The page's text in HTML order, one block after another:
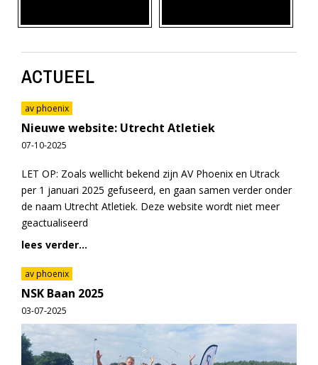
ACTUEEL
av phoenix
Nieuwe website: Utrecht Atletiek
07-10-2025
LET OP: Zoals wellicht bekend zijn AV Phoenix en Utrack
per 1 januari 2025 gefuseerd, en gaan samen verder onder
de naam Utrecht Atletiek. Deze website wordt niet meer
geactualiseerd
lees verder...
av phoenix
NSK Baan 2025
03-07-2025